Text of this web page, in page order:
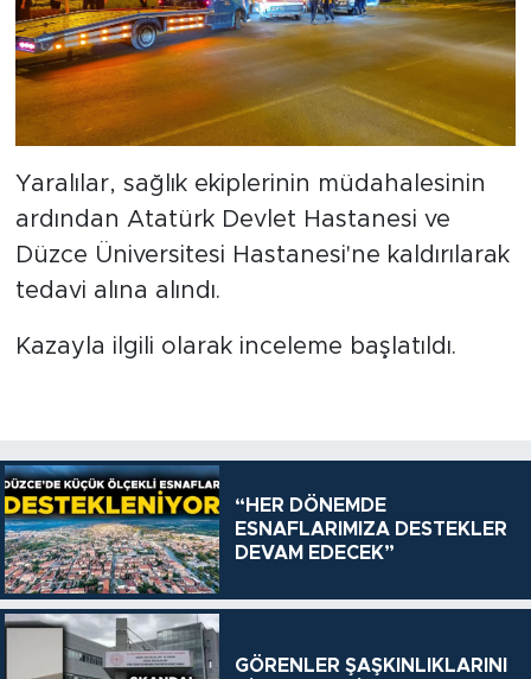
Yaralılar, sağlık ekiplerinin müdahalesinin
ardından Atatürk Devlet Hastanesi ve
Düzce Üniversitesi Hastanesi'ne kaldırılarak
tedavi alına alındı.
Kazayla ilgili olarak inceleme başlatıldı.
“HER DÖNEMDE
ESNAFLARIMIZA DESTEKLER
DEVAM EDECEK”
GÖRENLER ŞAŞKINLIKLARINI